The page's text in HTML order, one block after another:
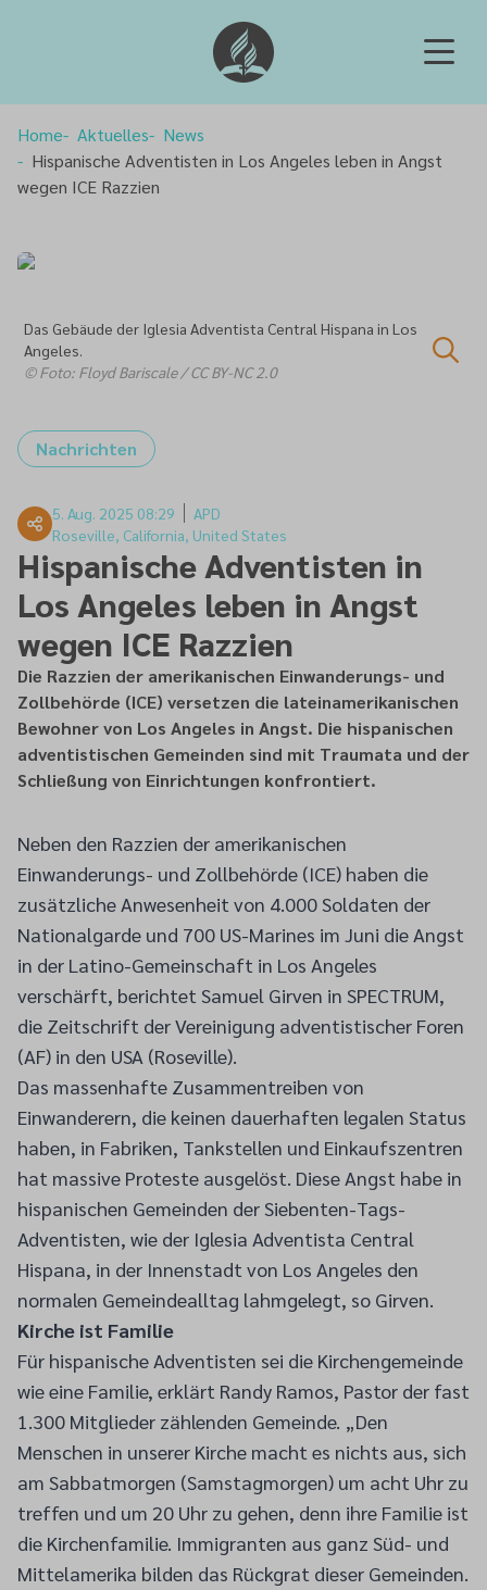
Home Aktuelles
News
Hispanische Adventisten in Los Angeles leben in Angst
wegen ICE Razzien
Das Gebäude der Iglesia Adventista Central Hispana in Los
Angeles.
© Foto: Floyd Bariscale / CC BY-NC 2.0
Nachrichten
5. Aug. 2025 08:29
APD
Roseville, California, United States
Hispanische Adventisten in
Los Angeles leben in Angst
wegen ICE Razzien
Die Razzien der amerikanischen Einwanderungs- und
Zollbehörde (ICE) versetzen die lateinamerikanischen
Bewohner von Los Angeles in Angst. Die hispanischen
adventistischen Gemeinden sind mit Traumata und der
Schließung von Einrichtungen konfrontiert.
Neben den Razzien der amerikanischen
Einwanderungs- und Zollbehörde (ICE) haben die
zusätzliche Anwesenheit von 4.000 Soldaten der
Nationalgarde und 700 US-Marines im Juni die Angst
in der Latino-Gemeinschaft in Los Angeles
verschärft, berichtet Samuel Girven in SPECTRUM,
die Zeitschrift der Vereinigung adventistischer Foren
(AF) in den USA (Roseville).
Das massenhafte Zusammentreiben von
Einwanderern, die keinen dauerhaften legalen Status
haben, in Fabriken, Tankstellen und Einkaufszentren
hat massive Proteste ausgelöst. Diese Angst habe in
hispanischen Gemeinden der Siebenten-Tags-
Adventisten, wie der Iglesia Adventista Central
Hispana, in der Innenstadt von Los Angeles den
normalen Gemeindealltag lahmgelegt, so Girven.
Kirche ist Familie
Für hispanische Adventisten sei die Kirchengemeinde
wie eine Familie, erklärt Randy Ramos, Pastor der fast
1.300 Mitglieder zählenden Gemeinde. „Den
Menschen in unserer Kirche macht es nichts aus, sich
am Sabbatmorgen (Samstagmorgen) um acht Uhr zu
treffen und um 20 Uhr zu gehen, denn ihre Familie ist
die Kirchenfamilie. Immigranten aus ganz Süd- und
Mittelamerika bilden das Rückgrat dieser Gemeinden.